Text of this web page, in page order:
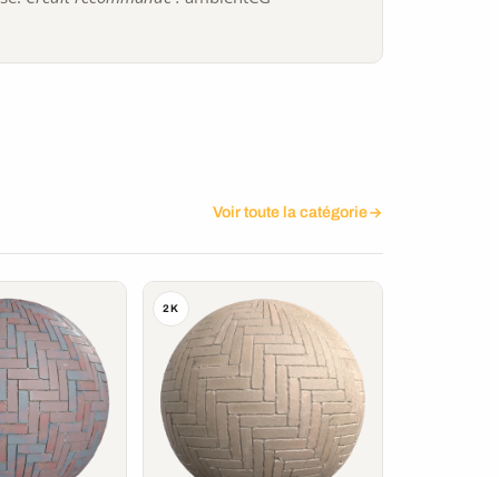
Voir toute la catégorie
2K